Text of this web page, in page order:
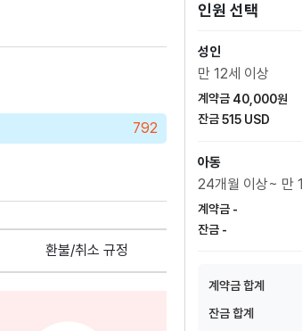
792
환불/취소 규정
인원 선택
성인
만 12세 이상
계약금 40,000원
잔금515 USD
아동
24개월 이상~ 만
계약금 -
잔금 -
계약금 합계
잔금 합계